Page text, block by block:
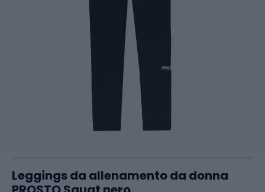
Leggings da allenamento da donna